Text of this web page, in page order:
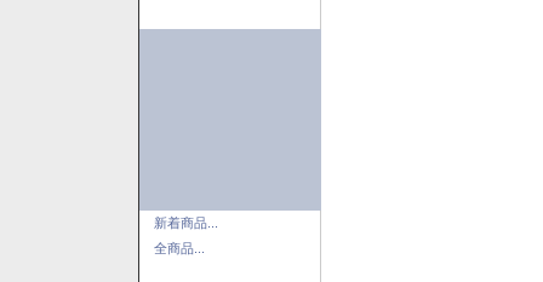
新着商品...
全商品...